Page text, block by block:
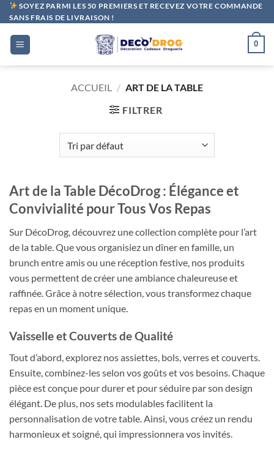
Passer
au
contenu
SOYEZ PARMI LES 50 PREMIERS ET RECEVEZ VOTRE COMMANDE
SANS FRAIS DE LIVRAISON !
0
ACCUEIL / ART DE LA TABLE
FILTRER
Art de la Table DécoDrog : Élégance et
Convivialité pour Tous Vos Repas
Sur DécoDrog, découvrez une collection complète pour l’art
de la table. Que vous organisiez un dîner en famille, un
brunch entre amis ou une réception festive, nos produits
vous permettent de créer une ambiance chaleureuse et
raffinée. Grâce à notre sélection, vous transformez chaque
repas en un moment unique.
Vaisselle et Couverts de Qualité
Tout d’abord, explorez nos assiettes, bols, verres et couverts.
Ensuite, combinez-les selon vos goûts et vos besoins. Chaque
pièce est conçue pour durer et pour séduire par son design
élégant. De plus, nos sets modulables facilitent la
personnalisation de votre table. Ainsi, vous créez un rendu
harmonieux et soigné, qui impressionnera vos invités.